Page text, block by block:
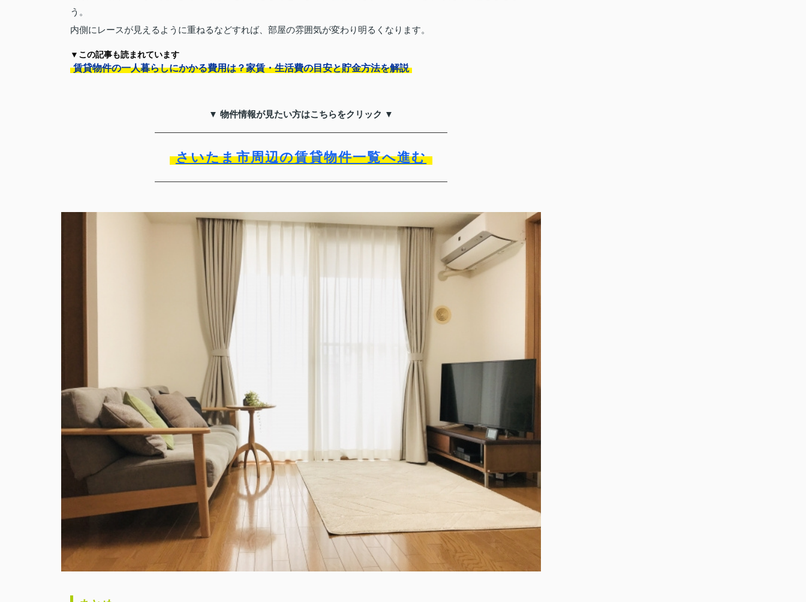
う。
内側にレースが見えるように重ねるなどすれば、部屋の雰囲気が変わり明るくなります。
▼この記事も読まれています
賃貸物件の一人暮らしにかかる費用は？家賃・生活費の目安と貯金方法を解説
▼ 物件情報が見たい方はこちらをクリック ▼
さいたま市周辺の賃貸物件一覧へ進む